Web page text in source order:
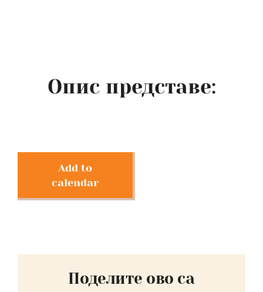
Опис представе:
Add to
calendar
Поделите ово са